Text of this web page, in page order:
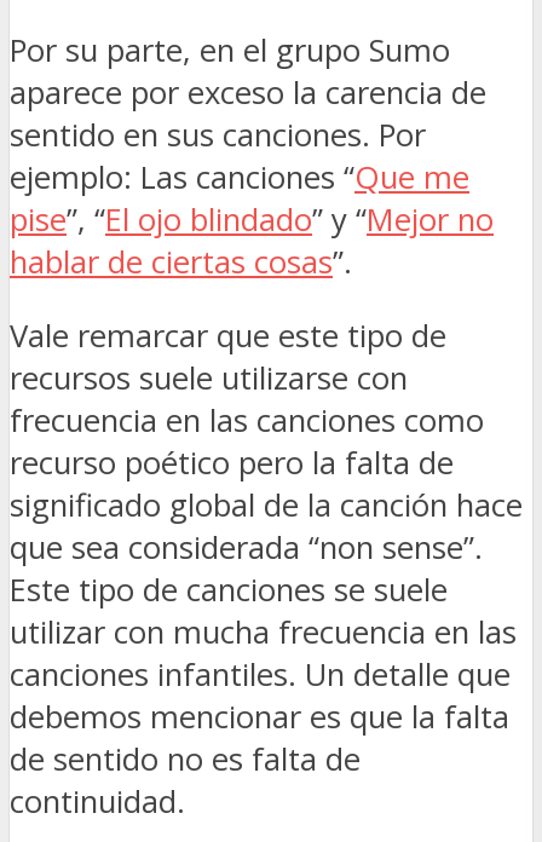
Por su parte, en el grupo Sumo
aparece por exceso la carencia de
sentido en sus canciones. Por
ejemplo: Las canciones “Que me
pise”, “El ojo blindado” y “Mejor no
hablar de ciertas cosas”.
Vale remarcar que este tipo de
recursos suele utilizarse con
frecuencia en las canciones como
recurso poético pero la falta de
significado global de la canción hace
que sea considerada “non sense”.
Este tipo de canciones se suele
utilizar con mucha frecuencia en las
canciones infantiles. Un detalle que
debemos mencionar es que la falta
de sentido no es falta de
continuidad.